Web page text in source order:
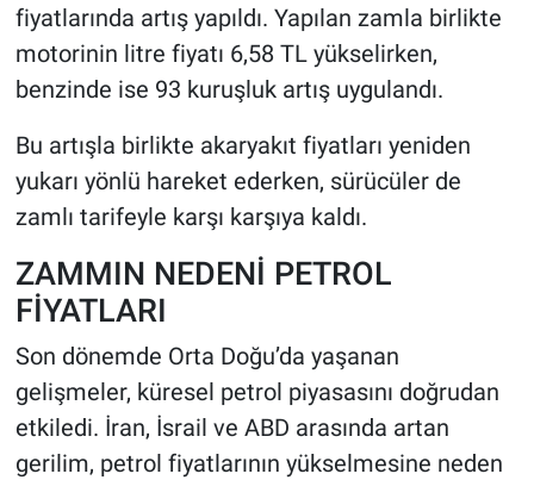
fiyatlarında artış yapıldı. Yapılan zamla birlikte
motorinin litre fiyatı 6,58 TL yükselirken,
benzinde ise 93 kuruşluk artış uygulandı.
Bu artışla birlikte akaryakıt fiyatları yeniden
yukarı yönlü hareket ederken, sürücüler de
zamlı tarifeyle karşı karşıya kaldı.
ZAMMIN NEDENİ PETROL
FİYATLARI
Son dönemde Orta Doğu’da yaşanan
gelişmeler, küresel petrol piyasasını doğrudan
etkiledi. İran, İsrail ve ABD arasında artan
gerilim, petrol fiyatlarının yükselmesine neden
Bilim, Teknoloji